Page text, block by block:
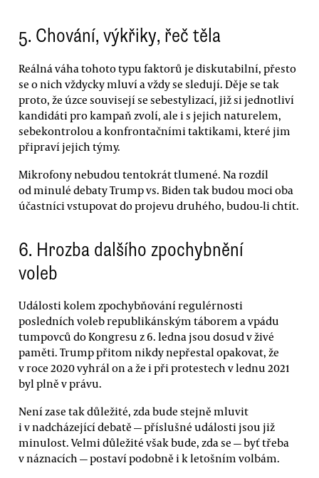
5. Chování, výkřiky, řeč těla
Reálná váha tohoto typu faktorů je diskutabilní, přesto
se o nich vždycky mluví a vždy se sledují. Děje se tak
proto, že úzce souvisejí se sebestylizací, již si jednotliví
kandidáti pro kampaň zvolí, ale i s jejich naturelem,
sebekontrolou a konfrontačními taktikami, které jim
připraví jejich týmy.
Mikrofony nebudou tentokrát tlumené. Na rozdíl
od minulé debaty Trump vs. Biden tak budou moci oba
účastníci vstupovat do projevu druhého, budou-li chtít.
6. Hrozba dalšího zpochybnění
voleb
Události kolem zpochybňování regulérnosti
posledních voleb republikánským táborem a vpádu
tumpovců do Kongresu z 6. ledna jsou dosud v živé
paměti. Trump přitom nikdy nepřestal opakovat, že
v roce 2020 vyhrál on a že i při protestech v lednu 2021
byl plně v právu.
Není zase tak důležité, zda bude stejně mluvit
i v nadcházející debatě — příslušné události jsou již
minulost. Velmi důležité však bude, zda se — byť třeba
v náznacích — postaví podobně i k letošním volbám.